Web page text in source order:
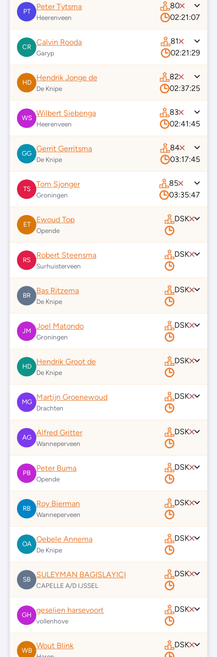
PT
Peter Tytsma
Heerenveen
80
02:21:07
CR
Calvin Rooda
Garyp
81
02:21:29
HD
Hendrik Jonge de
De Knipe
82
02:37:25
WS
Wilbert Siebenga
Heerenveen
83
02:41:45
GG
Gerrit Gerritsma
De Knipe
84
03:17:45
TS
Tom Sjonger
Groningen
85
03:35:47
ET
Ewoud Top
Opende
DSK
RS
Robert Steensma
Surhuisterveen
DSK
BR
Bas Ritzema
De Knipe
DSK
JM
Joel Matondo
Groningen
DSK
HD
Hendrik Groot de
De Knipe
DSK
MG
Martijn Groenewoud
Drachten
DSK
AG
Alfred Gritter
Wanneperveen
DSK
PB
Peter Buma
Opende
DSK
RB
Roy Bierman
Wanneperveen
DSK
OA
Oebele Annema
De Knipe
DSK
SB
SULEYMAN BAGISLAYICI
CAPELLE A/D IJSSEL
DSK
GH
geselien harsevoort
vollenhove
DSK
WB
Wout Blink DSK